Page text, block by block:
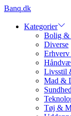
Skip
content
Banq.dk
Kategorier
Bolig &
Diverse
Livsstil
Mad &
Tøj &